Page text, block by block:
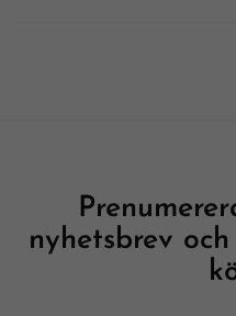
nyhetsbrev